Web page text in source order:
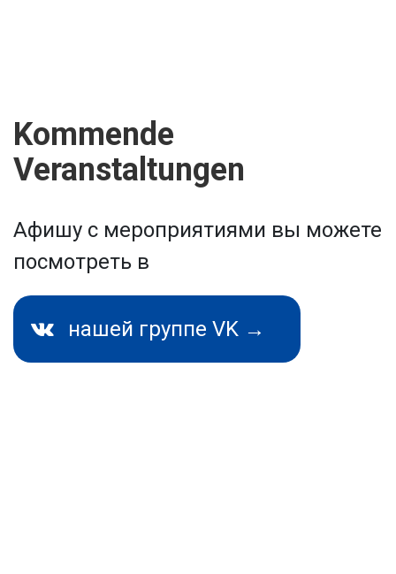
Kommende
Veranstaltungen
Афишу с мероприятиями вы можете
посмотреть в
нашей группе VK →